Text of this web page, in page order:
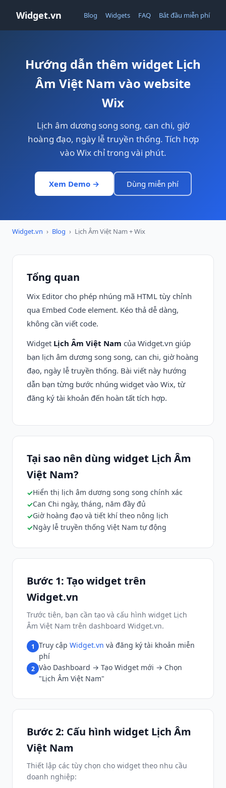
Widget.vn Blog Widgets FAQ Bắt đầu miễn phí
Hướng dẫn thêm widget Lịch
Âm Việt Nam vào website
Wix
Lịch âm dương song song, can chi, giờ
hoàng đạo, ngày lễ truyền thống. Tích hợp
vào Wix chỉ trong vài phút.
Xem Demo → Dùng miễn phí
Widget.vn › Blog › Lịch Âm Việt Nam + Wix
Tổng quan
Wix Editor cho phép nhúng mã HTML tùy chỉnh
qua Embed Code element. Kéo thả dễ dàng,
không cần viết code.
Widget Lịch Âm Việt Nam của Widget.vn giúp
bạn lịch âm dương song song, can chi, giờ hoàng
đạo, ngày lễ truyền thống. Bài viết này hướng
dẫn bạn từng bước nhúng widget vào Wix, từ
đăng ký tài khoản đến hoàn tất tích hợp.
Tại sao nên dùng widget Lịch Âm
Việt Nam?
Hiển thị lịch âm dương song song chính xác
Can Chi ngày, tháng, năm đầy đủ
Giờ hoàng đạo và tiết khí theo nông lịch
Ngày lễ truyền thống Việt Nam tự động
Bước 1: Tạo widget trên
Widget.vn
Trước tiên, bạn cần tạo và cấu hình widget Lịch
Âm Việt Nam trên dashboard Widget.vn.
1 Truy cập Widget.vn và đăng ký tài khoản miễn
phí
2 Vào Dashboard → Tạo Widget mới → Chọn
"Lịch Âm Việt Nam"
Bước 2: Cấu hình widget Lịch Âm
Việt Nam
Thiết lập các tùy chọn cho widget theo nhu cầu
doanh nghiệp: